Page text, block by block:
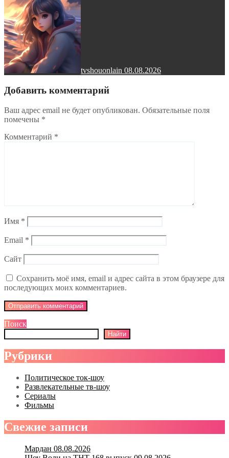
tvshouonlain 08.08.2026
Добавить комментарий
Ваш адрес email не будет опубликован. Обязательные поля
помечены *
Комментарий *
Имя *
Email *
Сайт
Сохранить моё имя, email и адрес сайта в этом браузере для
последующих моих комментариев.
Поиск
Найти
Рубрики
Политическое ток-шоу
Развлекательные тв-шоу
Сериалы
Фильмы
Свежие записи
Мардан 08.08.2026